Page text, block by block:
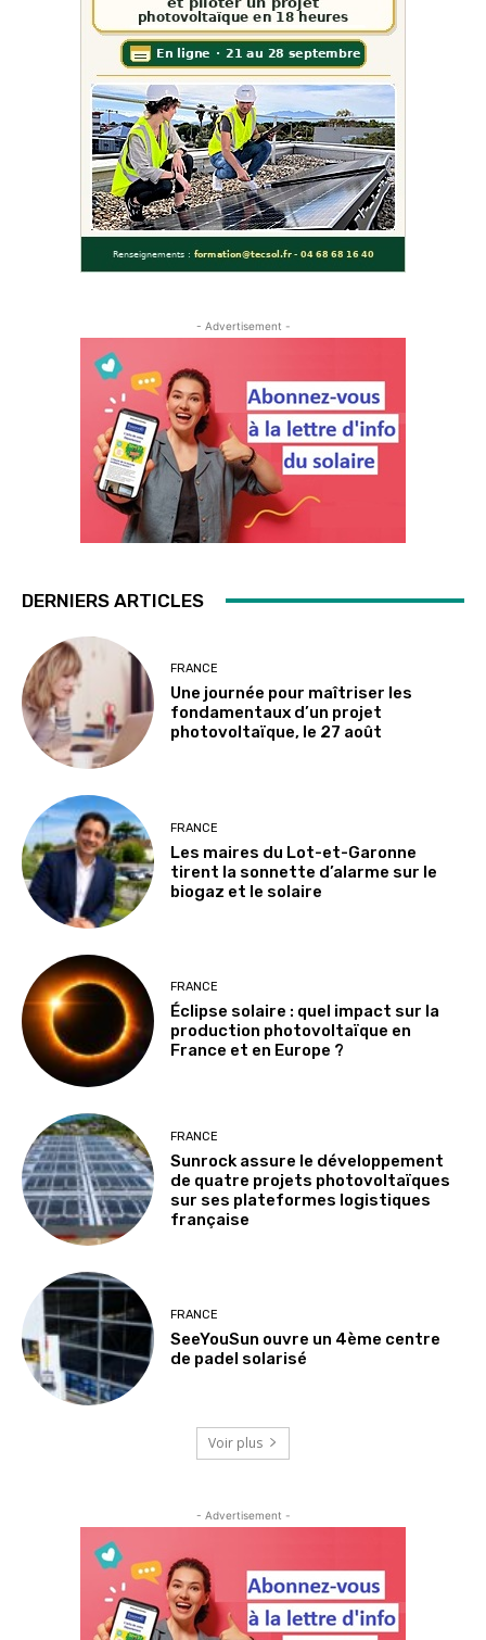
- Advertisement -
DERNIERS ARTICLES
FRANCE
Une journée pour maîtriser les
fondamentaux d’un projet
photovoltaïque, le 27 août
FRANCE
Les maires du Lot-et-Garonne
tirent la sonnette d’alarme sur le
biogaz et le solaire
FRANCE
Éclipse solaire : quel impact sur la
production photovoltaïque en
France et en Europe ?
FRANCE
Sunrock assure le développement
de quatre projets photovoltaïques
sur ses plateformes logistiques
française
FRANCE
SeeYouSun ouvre un 4ème centre
de padel solarisé
Voir plus
- Advertisement -